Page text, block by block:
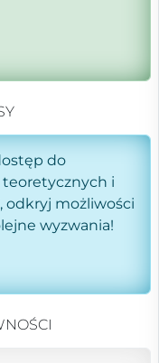
do
teoretycznych i
odkryj możliwości
wyzwania!